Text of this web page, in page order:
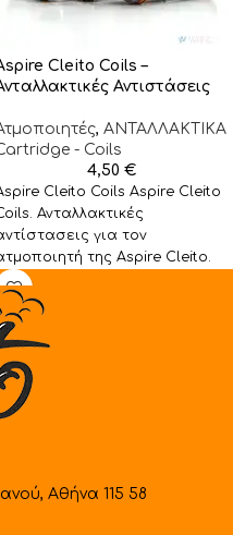
Cleito Coils –
Αντιστάσεις
, ΑΝΤΑΛΛΑΚΤΙΚA
- Coils
4,50 €
Cleito Coils Aspire Cleito
Ανταλλακτικές
για τον
της Aspire Cleito.
αντιστάσεις είναι τύπου
και
Αθήνα 115 58